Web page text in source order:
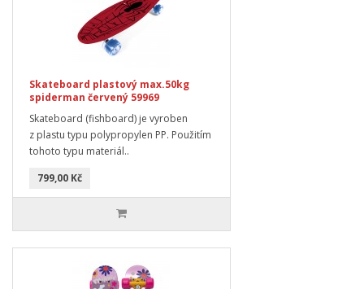
Skateboard plastový max.50kg
spiderman červený 59969
Skateboard (fishboard) je vyroben
z plastu typu polypropylen PP. Použitím
tohoto typu materiál..
799,00 Kč